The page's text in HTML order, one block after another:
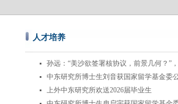
人才培养
孙远：“美沙欲签署核协议，前景几何？”
中东研究所博士生刘音获国家留学基金委
上外中东研究所欢送2026届毕业生